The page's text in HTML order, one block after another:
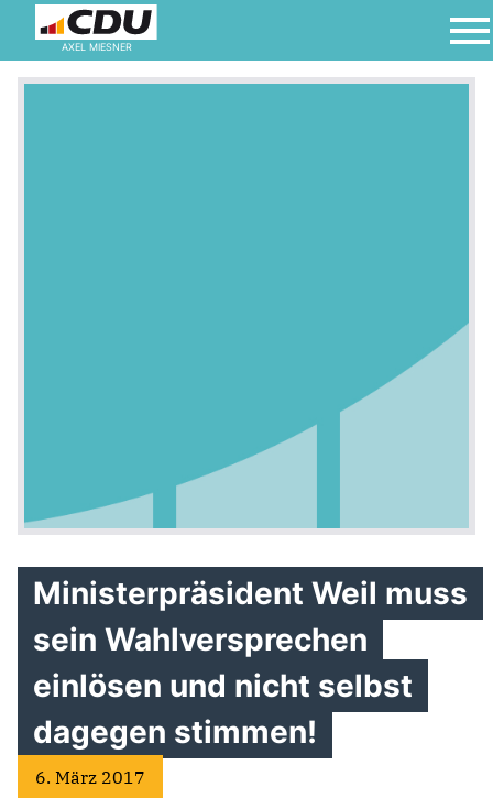
AXEL MIESNER
Ministerpräsident Weil muss
sein Wahlversprechen
einlösen und nicht selbst
dagegen stimmen!
6. März 2017